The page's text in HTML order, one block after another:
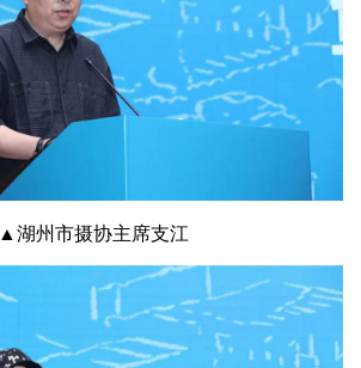
▲湖州市摄协主席支江